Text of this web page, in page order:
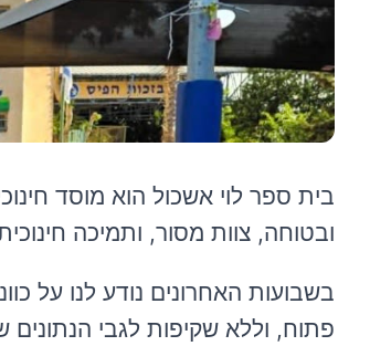
בית ספר לוי אשכול הוא מוסד
ובטוחה, צוות מסור, ותמיכה
בשבועות האחרונים נודע לנו על
פתוח, וללא שקיפות לגבי